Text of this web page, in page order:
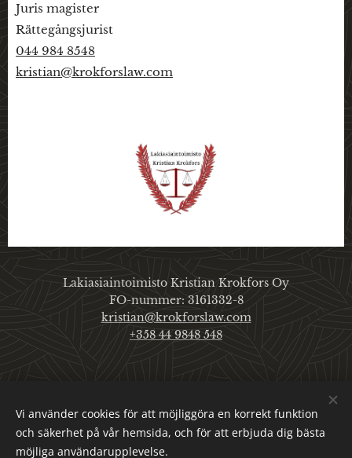
Juris magister
Rättegångsjurist
044 984 8548
kristian@krokforslaw.com
Lakiasiaintoimisto Kristian Krokfors Oy
FO-nummer: 3161332-8
kristian@krokforslaw.com
+358 44 9848 548
Behandling av personuppgifter.
Vi använder cookies för att möjliggöra en korrekt funktion
och säkerhet på vår hemsida, och för att erbjuda dig bästa
möjliga användarupplevelse.